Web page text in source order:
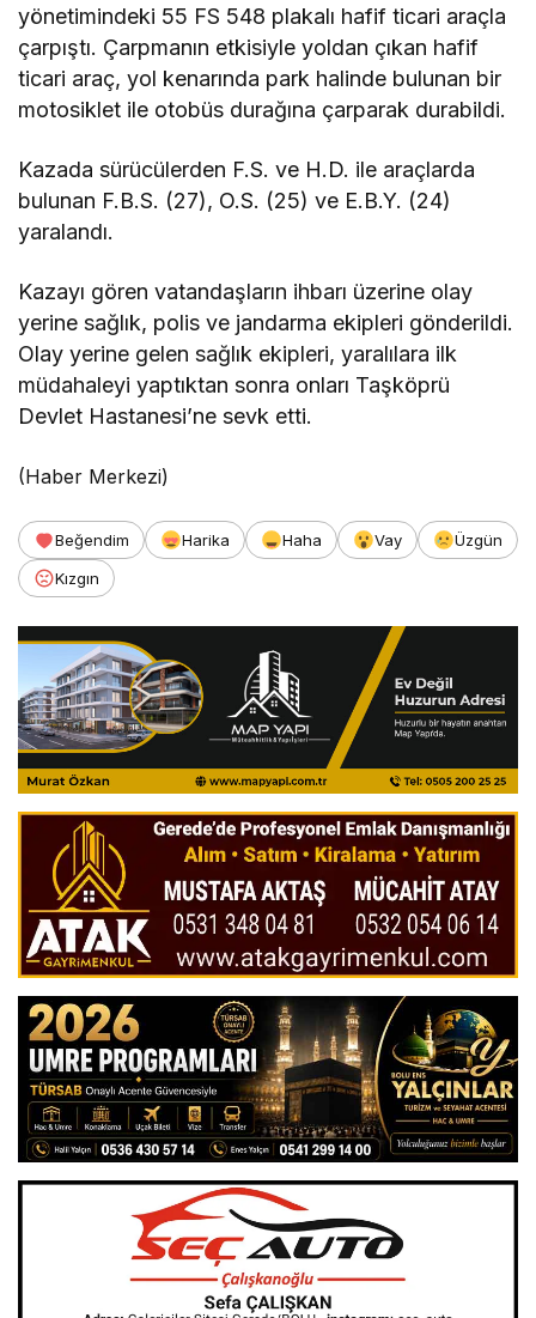
yönetimindeki 55 FS 548 plakalı hafif ticari araçla
çarpıştı. Çarpmanın etkisiyle yoldan çıkan hafif
ticari araç, yol kenarında park halinde bulunan bir
motosiklet ile otobüs durağına çarparak durabildi.
Kazada sürücülerden F.S. ve H.D. ile araçlarda
bulunan F.B.S. (27), O.S. (25) ve E.B.Y. (24)
yaralandı.
Kazayı gören vatandaşların ihbarı üzerine olay
yerine sağlık, polis ve jandarma ekipleri gönderildi.
Olay yerine gelen sağlık ekipleri, yaralılara ilk
müdahaleyi yaptıktan sonra onları Taşköprü
Devlet Hastanesi’ne sevk etti.
(Haber Merkezi)
Beğendim Harika Haha Vay
Üzgün
Kızgın